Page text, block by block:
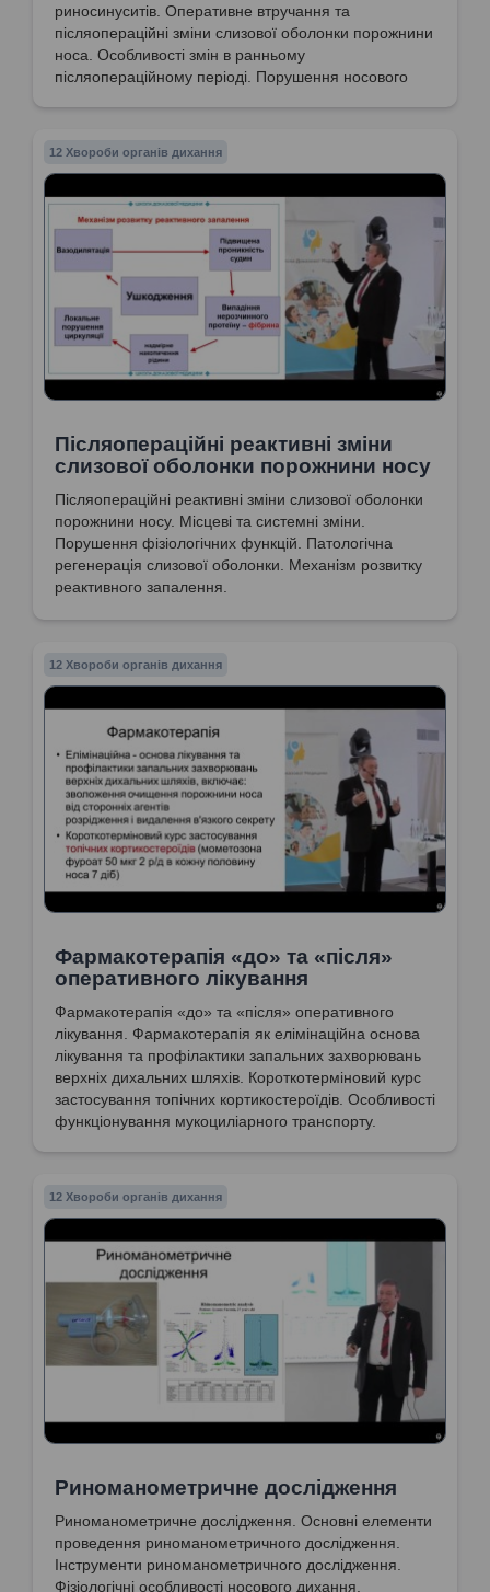
риносинуситів. Оперативне втручання та
післяопераційні зміни слизової оболонки порожнини
носа. Особливості змін в ранньому
післяопераційному періоді. Порушення носового
12 Хвороби органів дихання
Післяопераційні реактивні зміни
слизової оболонки порожнини носу
Післяопераційні реактивні зміни слизової оболонки
порожнини носу. Місцеві та системні зміни.
Порушення фізіологічних функцій. Патологічна
регенерація слизової оболонки. Механізм розвитку
реактивного запалення.
12 Хвороби органів дихання
Фармакотерапія «до» та «після»
оперативного лікування
Фармакотерапія «до» та «після» оперативного
лікування. Фармакотерапія як елімінаційна основа
лікування та профілактики запальних захворювань
верхніх дихальних шляхів. Короткотерміновий курс
застосування топічних кортикостероїдів. Особливості
функціонування мукоциліарного транспорту.
12 Хвороби органів дихання
Риноманометричне дослідження
Риноманометричне дослідження. Основні елементи
проведення риноманометричного дослідження.
Інструменти риноманометричного дослідження.
Фізіологічні особливості носового дихання.